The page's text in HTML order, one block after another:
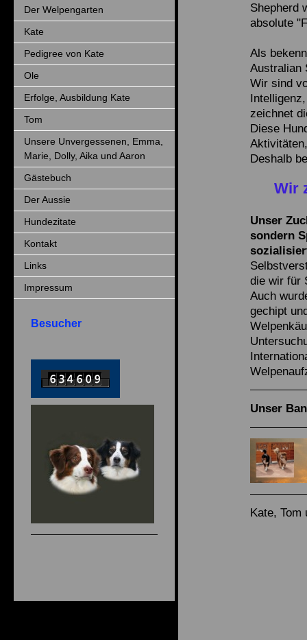
Der Welpengarten
Kate
Pedigree von Kate
Ole
Erfolge, Ausbildung Kate
Tom
Unsere Unvergessenen, Emma,
Marie, Dolly, Aika und Aaron
Gästebuch
Der Aussie
Hundezitate
Kontakt
Links
Impressum
Besucher
Shepherd
absolute
Als
Australian
Wir sind
zeichnet
Diese
Deshalb
Wir
Unser
sondern
die wir für
Auch
gechipt
Unser
Kate, Tom